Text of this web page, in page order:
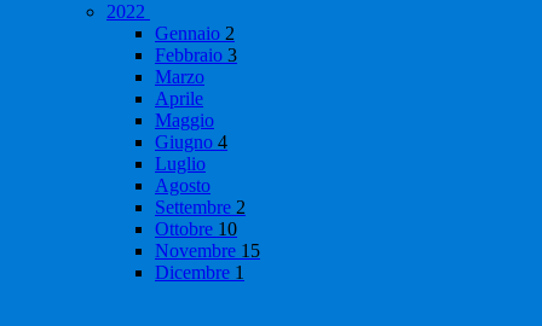
2022
Gennaio 2
Febbraio 3
Marzo
Aprile
Maggio
Giugno 4
Luglio
Agosto
Settembre 2
Ottobre 10
Novembre 15
Dicembre 1